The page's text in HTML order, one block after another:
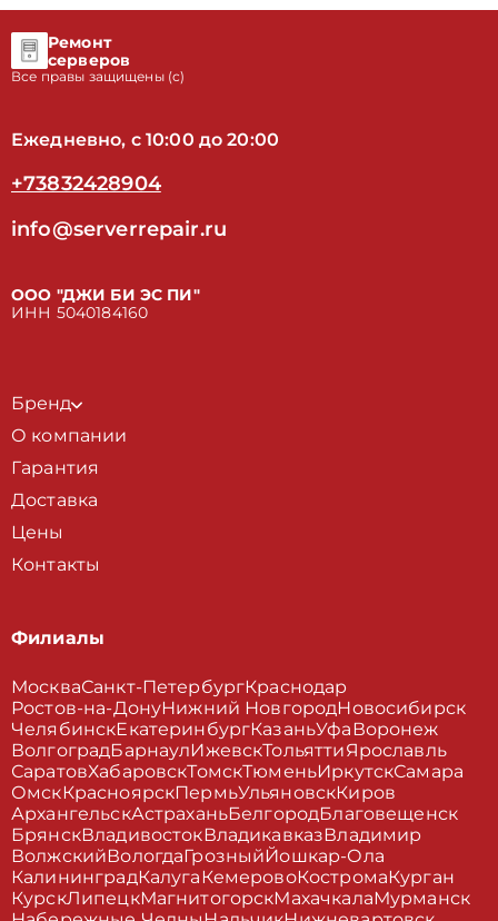
Ремонт
серверов
Все правы защищены (с)
Ежедневно, с 10:00 до 20:00
+73832428904
info@serverrepair.ru
ООО "ДЖИ БИ ЭС ПИ"
ИНН 5040184160
Бренд
О компании
Гарантия
Доставка
Цены
Контакты
Филиалы
МоскваСанкт-ПетербургКраснодар
Ростов-на-ДонуНижний НовгородНовосибирск
ЧелябинскЕкатеринбургКазаньУфаВоронеж
ВолгоградБарнаулИжевскТольяттиЯрославль
СаратовХабаровскТомскТюменьИркутскСамара
ОмскКрасноярскПермьУльяновскКиров
АрхангельскАстраханьБелгородБлаговещенск
БрянскВладивостокВладикавказВладимир
ВолжскийВологдаГрозныйЙошкар-Ола
КалининградКалугаКемеровоКостромаКурган
КурскЛипецкМагнитогорскМахачкалаМурманск